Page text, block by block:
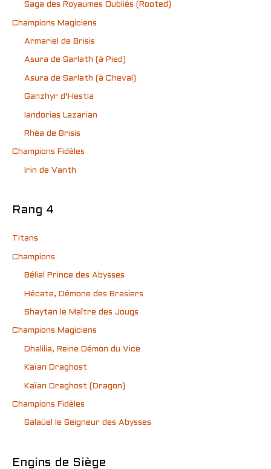
Saga des Royaumes Oubliés (Rooted)
Champions Magiciens
Armariel de Brisis
Asura de Sarlath (à Pied)
Asura de Sarlath (à Cheval)
Ganzhyr d’Hestia
Iandorias Lazarian
Rhéa de Brisis
Champions Fidèles
Irin de Vanth
Rang 4
Titans
Champions
Bélial Prince des Abysses
Hécate, Démone des Brasiers
Shaytan le Maître des Jougs
Champions Magiciens
Dhalilia, Reine Démon du Vice
Kaïan Draghost
Kaïan Draghost (Dragon)
Champions Fidèles
Salaüel le Seigneur des Abysses
Engins de Siège